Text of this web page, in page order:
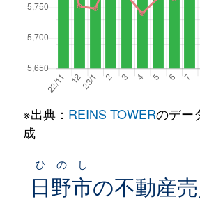
※出典： REINS TOWERのデー
成
日野市
ひのし
の不動産